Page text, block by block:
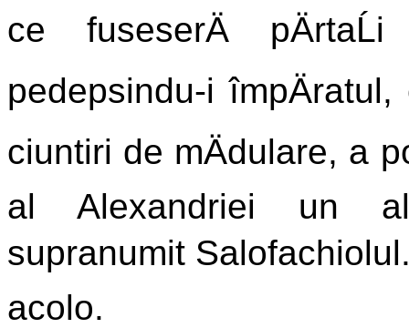
ce fuseserÄ
pedepsindu-i împÄratul,
ciuntiri de mÄdulare, a
al Alexandriei un
supranumit Salofachiolul.
acolo.